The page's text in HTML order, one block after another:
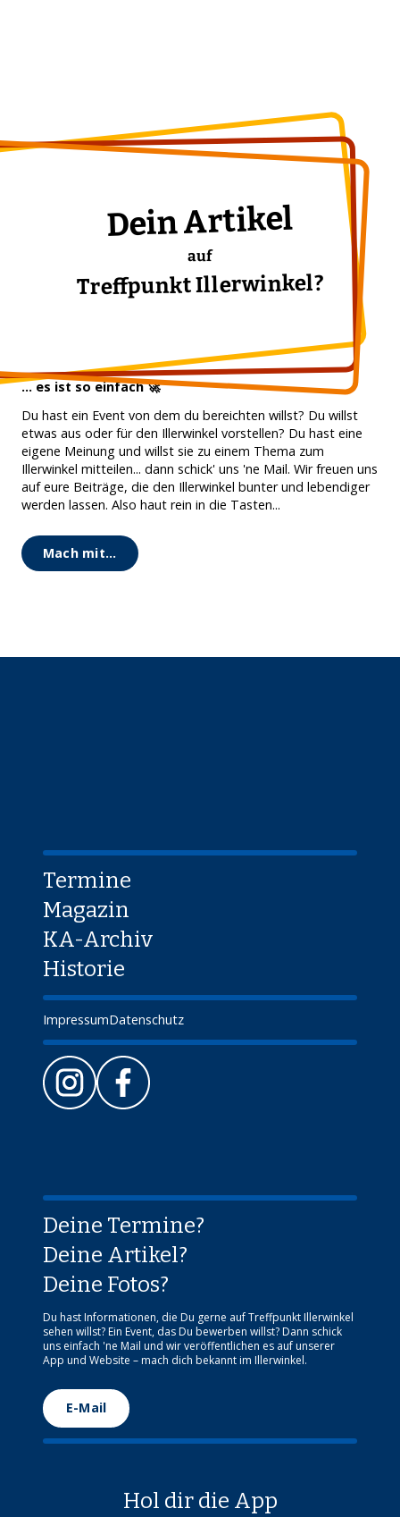
Dein Artikel
auf
Treffpunkt Illerwinkel?
... es ist so einfach 🚀
Du hast ein Event von dem du bereichten willst? Du willst
etwas aus oder für den Illerwinkel vorstellen? Du hast eine
eigene Meinung und willst sie zu einem Thema zum
Illerwinkel mitteilen... dann schick' uns 'ne Mail. Wir freuen uns
auf eure Beiträge, die den Illerwinkel bunter und lebendiger
werden lassen. Also haut rein in die Tasten...
Mach mit...
Termine
Magazin
KA-Archiv
Historie
ImpressumDatenschutz
Hol dir die App
Deine Termine?
Deine Artikel?
Deine Fotos?
Du hast Informationen, die Du gerne auf Treffpunkt Illerwinkel
sehen willst? Ein Event, das Du bewerben willst? Dann schick
uns einfach 'ne Mail und wir veröffentlichen es auf unserer
App und Website – mach dich bekannt im Illerwinkel.
E-Mail